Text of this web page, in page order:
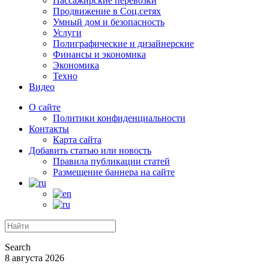
Продвижение в Соц.сетях
Умный дом и безопасность
Услуги
Полиграфические и дизайнерские
Финансы и экономика
Экономика
Техно
Видео
О сайте
Политики конфиденциальности
Контакты
Карта сайта
Добавить статью или новость
Правила публикации статей
Размещение баннера на сайте
Search
8 августа 2026